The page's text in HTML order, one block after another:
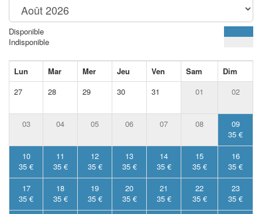
Disponible
Indisponible
Lun Mar Mer Jeu Ven Sam
Dim
27
28 29 30 31 01 02
03 04 05 06 07 08
09
35 €
10
35 €
11
35 €
12
35 €
13
35 €
14
35 €
15
35 €
16
35 €
17
35 €
18
35 €
19
35 €
20
35 €
21
35 €
22
35 €
23
35 €